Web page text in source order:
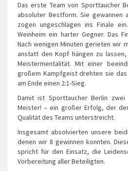
Das erste Team von Sporttaucher
absoluter Bestform. Sie gewannen
zogen ungeschlagen ins Finale
Weinheim ein harter Gegner. Das
Nach wenigen Minuten gerieten wir
anstatt den Kopf hängen zu
Meistermentalität. Mit einer
großem Kampfgeist drehten sie
am Ende einen 2:1-Sieg.
Damit ist Sporttaucher Berlin
Meister! – ein großer Erfolg, der
Qualität des Teams unterstreicht.
Insgesamt absolvierten unsere
denen wir 8 gewinnen konnten.
spricht für den Einsatz, die
Vorbereitung aller Beteiligten.